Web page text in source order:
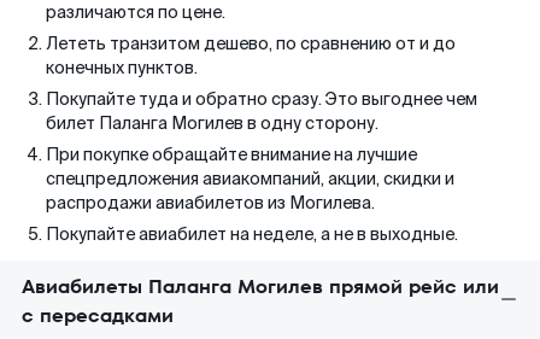
различаются по цене.
Лететь транзитом дешево, по сравнению от и до
конечных пунктов.
Покупайте туда и обратно сразу. Это выгоднее чем
билет Паланга Могилев в одну сторону.
При покупке обращайте внимание на лучшие
спецпредложения авиакомпаний, акции, скидки и
распродажи авиабилетов из Могилева.
Покупайте авиабилет на неделе, а не в выходные.
Авиабилеты Паланга Могилев прямой рейс или
с пересадками